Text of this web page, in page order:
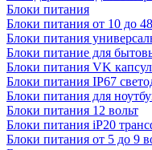
Блоки питания
Блоки питания от 10 до
Блоки питания
Блоки питание для
Блоки питания VK
Блоки питания IP67
Блоки питания для
Блоки питания 12 вольт
Блоки питания iP20
Блоки питания от 5 до 9